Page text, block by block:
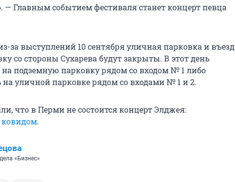
— Главным событием фестиваля станет концерт певца
за выступлений 10 сентября уличная парковка и въезд
со стороны Сухарева будут закрыты. В этот день
подземную парковку рядом со входом № 1 либо
на уличной парковке рядом со входами № 1 и 2.
что в Перми не состоится концерт Элджея:
ковидом.
«Бизнес»